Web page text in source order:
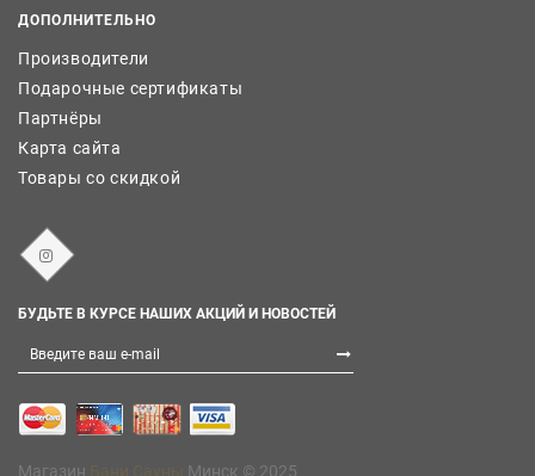
ДОПОЛНИТЕЛЬНО
Производители
Подарочные сертификаты
Партнёры
Карта сайта
Товары со скидкой
БУДЬТЕ В КУРСЕ НАШИХ АКЦИЙ И НОВОСТЕЙ
Магазин Минск © 2025